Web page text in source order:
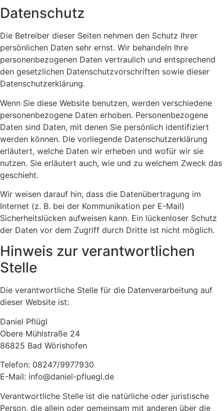
Datenschutz
Die Betreiber dieser Seiten nehmen den Schutz Ihrer
persönlichen Daten sehr ernst. Wir behandeln Ihre
personenbezogenen Daten vertraulich und entsprechend
den gesetzlichen Datenschutzvorschriften sowie dieser
Datenschutzerklärung.
Wenn Sie diese Website benutzen, werden verschiedene
personenbezogene Daten erhoben. Personenbezogene
Daten sind Daten, mit denen Sie persönlich identifiziert
werden können. Die vorliegende Datenschutzerklärung
erläutert, welche Daten wir erheben und wofür wir sie
nutzen. Sie erläutert auch, wie und zu welchem Zweck das
geschieht.
Wir weisen darauf hin, dass die Datenübertragung im
Internet (z. B. bei der Kommunikation per E-Mail)
Sicherheitslücken aufweisen kann. Ein lückenloser Schutz
der Daten vor dem Zugriff durch Dritte ist nicht möglich.
Hinweis zur verantwortlichen
Stelle
Die verantwortliche Stelle für die Datenverarbeitung auf
dieser Website ist:
Daniel Pflügl
Obere Mühlstraße 24
86825 Bad Wörishofen
Telefon: 08247/9977930
E-Mail: info@daniel-pfluegl.de
Verantwortliche Stelle ist die natürliche oder juristische
Person, die allein oder gemeinsam mit anderen über die